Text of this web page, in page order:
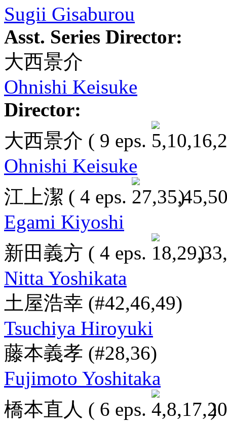
Sugii Gisaburou
Asst. Series Director:
大西景介
Ohnishi Keisuke
Director:
大西景介 ( 9 eps.
Ohnishi Keisuke
江上潔 ( 4 eps.
)
Egami Kiyoshi
新田義方 ( 4 eps.
)
Nitta Yoshikata
土屋浩幸 (#42,46,49)
Tsuchiya Hiroyuki
藤本義孝 (#28,36)
Fujimoto Yoshitaka
橋本直人 ( 6 eps.
)